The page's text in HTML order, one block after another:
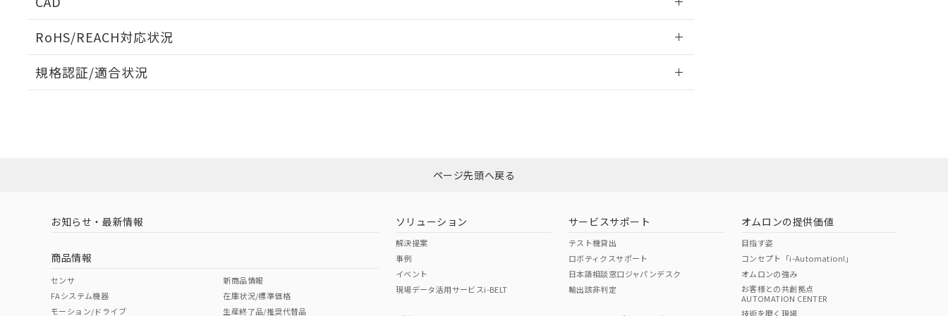
l: 4mm以上、φd: 50mm以上、D: 4mm以上、m: 36mm以上、n: 54mm以上
RoHS/REACH対応状況
EU RoHS 注意事項・凡例
ダウンロードはこちら
中国 RoHS 注意事項・凡例
中国 RoHS表
Pb Hg Cr(VI)
規格認証/適合状況
（イギリス
（ノルウェー
（日本
（アメリカ
ページ先頭へ戻る
お知らせ・最新情報
商品情報
センサ
FAシステム機器
モーション/ドライブ
新商品情報
在庫状況/標準価格
生産終了品/推奨代替品
ソリューション
解決提案
事例
イベント
現場データ活用サービスi-BELT
サービスサポート
テスト機貸出
ロボティクスサポート
日本語相談窓口ジャパンデスク
輸出該非判定
オムロンの提供価値
目指す姿
コンセプト「i-Automation!」
オムロンの強み
お客様との共創拠点
AUTOMATION CENTER
技術を磨く現場